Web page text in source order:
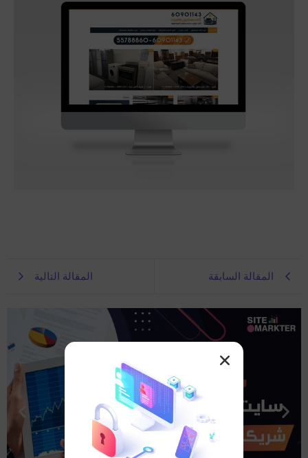
المقالة السابقة المقالة التالية